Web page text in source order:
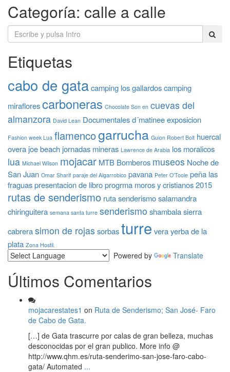
Categoría: calle a calle
Etiquetas
cabo de gatacamping los gallardoscamping
miraflorescarboneras Chocolate Son en cuevas del
almanzora David Lean Documentalesd´matineeexposicion
Fashion week Lua flamencogarrucha Guion Robert Bolt huercal
overa joe beach jornadas mineras Lawrence de Arabia los moralicos
lua Michael Wilson mojacar MTB Bomberos museos Noche de
San Juan Omar Sharif paraje del Algarrobico pavana Peter O'Toole peña las
fraguaspresentacion de libroprogrma moros y cristianos 2015
rutas de senderismo ruta senderismosalamandra
chiringuitera semana santa turre senderismo shambalasierra
cabrerasimon de rojas sorbasturre verayerba de la
plata Zona Hostil.
Powered by Translate
Últimos Comentarios
mojacarestates1 on Ruta de Senderismo; San José- Faro
de Cabo de Gata.
[…] de Gata trascurre por calas de gran belleza, muchas
desconocidas por el gran publico. More info @
http://www.qhm.es/ruta-senderimo-san-jose-faro-cabo-
gata/ Automated ...